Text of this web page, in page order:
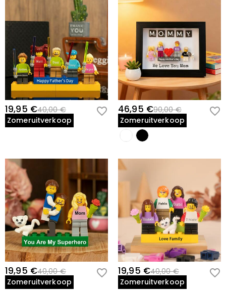
19,95 €40,00 €
Zomeruitverkoop
46,95 €90,00 €
Zomeruitverkoop
19,95 €40,00 €
Zomeruitverkoop
19,95 €40,00 €
Zomeruitverkoop